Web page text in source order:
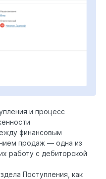
и процесс
финансовым
продаж — одна из
работу с дебиторской
Поступления, как